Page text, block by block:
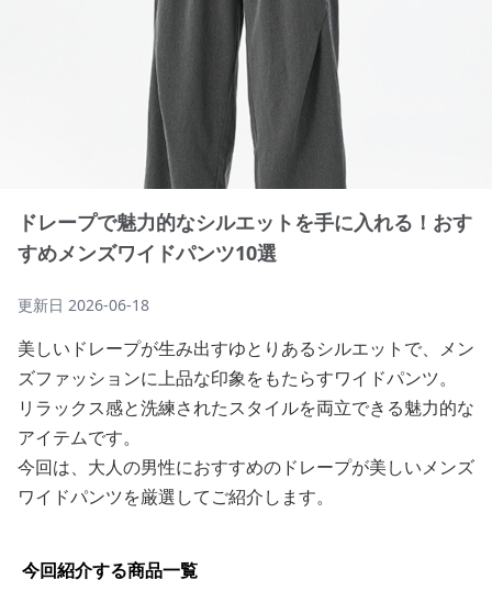
ドレープで魅力的なシルエットを手に入れる！おす
すめメンズワイドパンツ10選
更新日 2026-06-18
美しいドレープが生み出すゆとりあるシルエットで、メン
ズファッションに上品な印象をもたらすワイドパンツ。
リラックス感と洗練されたスタイルを両立できる魅力的な
アイテムです。
今回は、大人の男性におすすめのドレープが美しいメンズ
ワイドパンツを厳選してご紹介します。
今回紹介する商品一覧